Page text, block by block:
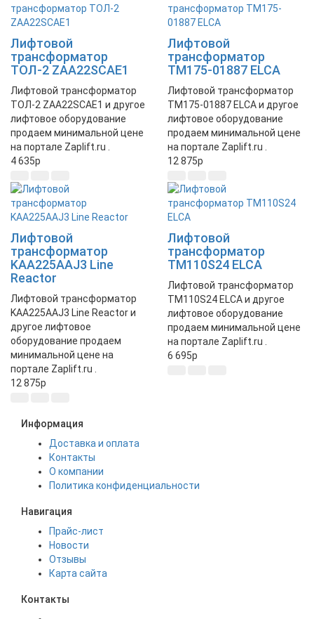
Лифтовой
трансформатор
ТОЛ-2 ZAA22SCAE1
Лифтовой трансформатор
ТОЛ-2 ZAA22SCAE1 и другое
лифтовое оборудование
продаем минимальной цене
на портале Zaplift.ru .
4 635p
Лифтовой
трансформатор
TM175-01887 ELCA
Лифтовой трансформатор
TM175-01887 ELCA и другое
лифтовое оборудование
продаем минимальной цене
на портале Zaplift.ru .
12 875p
Лифтовой
трансформатор
KAA225AAJ3 Line
Reactor
Лифтовой трансформатор
KAA225AAJ3 Line Reactor и
другое лифтовое
оборудование продаем
минимальной цене на
портале Zaplift.ru .
12 875p
Лифтовой
трансформатор
TM110S24 ELCA
Лифтовой трансформатор
TM110S24 ELCA и другое
лифтовое оборудование
продаем минимальной цене
на портале Zaplift.ru .
6 695p
Информация
Доставка и оплата
Контакты
О компании
Политика конфиденциальности
Навигация
Прайс-лист
Новости
Отзывы
Карта сайта
Контакты